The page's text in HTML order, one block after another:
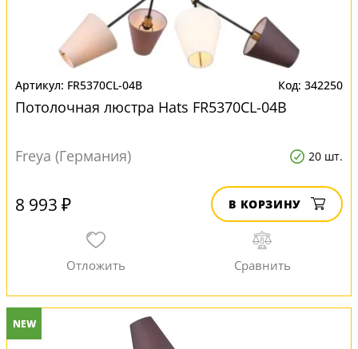
FR5370CL-04B 342250
Потолочная люстра Hats FR5370CL-04B
Freya (Германия) 20 шт.
8 993 ₽ В КОРЗИНУ
NEW